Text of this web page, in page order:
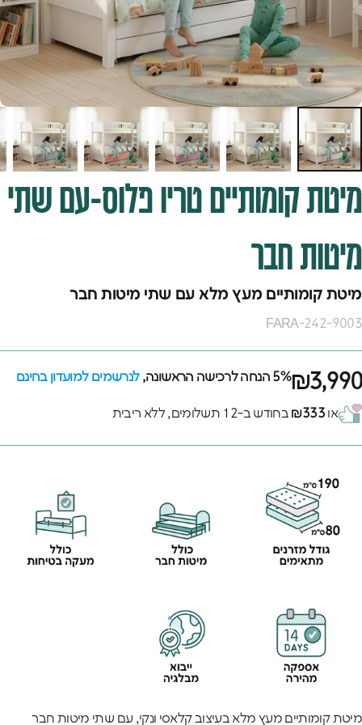
מיטתקומותייםטריופלוס-עםשתי
מיטותחבר
מיטת קומותיים מעץ מלא עם שתי מיטות חבר
FARA-242-9003
₪3,9905% הנחה לרכישה הראשונה, לנרשמים למועדון בחינם
או₪333 בחודש ב-12 תשלומים, ללא ריבית
מיטת קומותיים מעץ מלא בעיצוב קלאסי ונקי, עם שתי מיטות חבר